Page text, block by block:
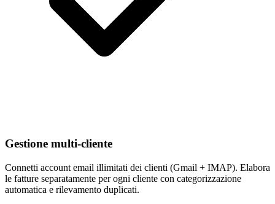
Gestione multi-cliente
Connetti account email illimitati dei clienti (Gmail + IMAP). Elabora
le fatture separatamente per ogni cliente con categorizzazione
automatica e rilevamento duplicati.